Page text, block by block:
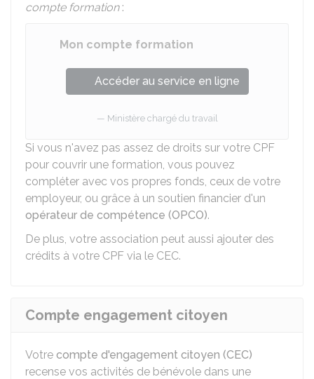
compte formation:
Mon compte formation
Accéder au service en ligne
Ministère chargé du travail
Si vous n'avez pas assez de droits sur votre CPF
pour couvrir une formation, vous pouvez
compléter avec vos propres fonds, ceux de votre
employeur, ou grâce à un soutien financier d'un
opérateur de compétence (OPCO).
De plus, votre association peut aussi ajouter des
crédits à votre CPF via le CEC.
Compte engagement citoyen
Votre compte d'engagement citoyen (CEC)
recense vos activités de bénévole dans une